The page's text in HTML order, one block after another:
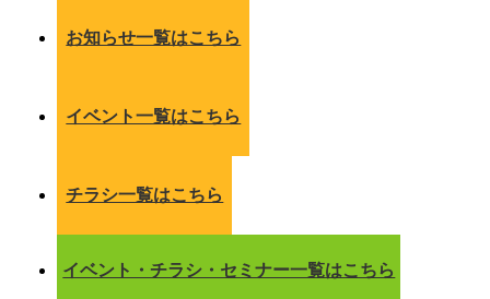
お知らせ一覧はこちら
イベント一覧はこちら
チラシ一覧はこちら
イベント・チラシ・セミナー一覧はこちら